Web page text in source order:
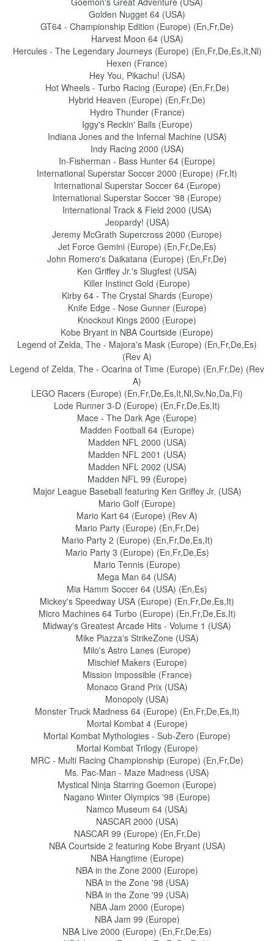
Golden Nugget 64 (USA)
GT64 - Championship Edition (Europe) (En,Fr,De)
Harvest Moon 64 (USA)
Hercules - The Legendary Journeys (Europe) (En,Fr,De,Es,It,Nl)
Hexen (France)
Hey You, Pikachu! (USA)
Hot Wheels - Turbo Racing (Europe) (En,Fr,De)
Hybrid Heaven (Europe) (En,Fr,De)
Hydro Thunder (France)
Iggy's Reckin' Balls (Europe)
Indiana Jones and the Infernal Machine (USA)
Indy Racing 2000 (USA)
In-Fisherman - Bass Hunter 64 (Europe)
International Superstar Soccer 2000 (Europe) (Fr,It)
International Superstar Soccer 64 (Europe)
International Superstar Soccer '98 (Europe)
International Track & Field 2000 (USA)
Jeopardy! (USA)
Jeremy McGrath Supercross 2000 (Europe)
Jet Force Gemini (Europe) (En,Fr,De,Es)
John Romero's Daikatana (Europe) (En,Fr,De)
Ken Griffey Jr.'s Slugfest (USA)
Killer Instinct Gold (Europe)
Kirby 64 - The Crystal Shards (Europe)
Knife Edge - Nose Gunner (Europe)
Knockout Kings 2000 (Europe)
Kobe Bryant in NBA Courtside (Europe)
Legend of Zelda, The - Majora's Mask (Europe) (En,Fr,De,Es)
(Rev A)
Legend of Zelda, The - Ocarina of Time (Europe) (En,Fr,De) (Rev
A)
LEGO Racers (Europe) (En,Fr,De,Es,It,Nl,Sv,No,Da,Fi)
Lode Runner 3-D (Europe) (En,Fr,De,Es,It)
Mace - The Dark Age (Europe)
Madden Football 64 (Europe)
Madden NFL 2000 (USA)
Madden NFL 2001 (USA)
Madden NFL 2002 (USA)
Madden NFL 99 (Europe)
Major League Baseball featuring Ken Griffey Jr. (USA)
Mario Golf (Europe)
Mario Kart 64 (Europe) (Rev A)
Mario Party (Europe) (En,Fr,De)
Mario Party 2 (Europe) (En,Fr,De,Es,It)
Mario Party 3 (Europe) (En,Fr,De,Es)
Mario Tennis (Europe)
Mega Man 64 (USA)
Mia Hamm Soccer 64 (USA) (En,Es)
Mickey's Speedway USA (Europe) (En,Fr,De,Es,It)
Micro Machines 64 Turbo (Europe) (En,Fr,De,Es,It)
Midway's Greatest Arcade Hits - Volume 1 (USA)
Mike Piazza's StrikeZone (USA)
Milo's Astro Lanes (Europe)
Mischief Makers (Europe)
Mission Impossible (France)
Monaco Grand Prix (USA)
Monopoly (USA)
Monster Truck Madness 64 (Europe) (En,Fr,De,Es,It)
Mortal Kombat 4 (Europe)
Mortal Kombat Mythologies - Sub-Zero (Europe)
Mortal Kombat Trilogy (Europe)
MRC - Multi Racing Championship (Europe) (En,Fr,De)
Ms. Pac-Man - Maze Madness (USA)
Mystical Ninja Starring Goemon (Europe)
Nagano Winter Olympics '98 (Europe)
Namco Museum 64 (USA)
NASCAR 2000 (USA)
NASCAR 99 (Europe) (En,Fr,De)
NBA Courtside 2 featuring Kobe Bryant (USA)
NBA Hangtime (Europe)
NBA in the Zone 2000 (Europe)
NBA in the Zone '98 (USA)
NBA in the Zone '99 (USA)
NBA Jam 2000 (Europe)
NBA Jam 99 (Europe)
NBA Live 2000 (Europe) (En,Fr,De,Es)